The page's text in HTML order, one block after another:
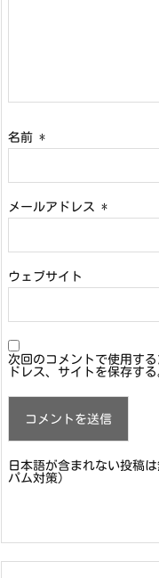
名前 *
メールアドレス *
ウェブサイト
次回のコメントで使用す
ドレス、サイトを保存する
日本語が含まれない投稿
パム対策）